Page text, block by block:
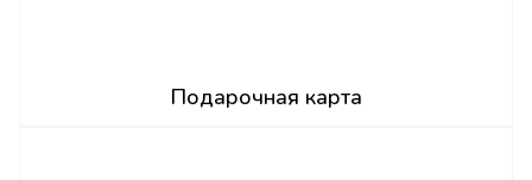
Подарочная карта